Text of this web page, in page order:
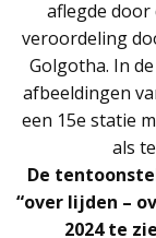
aflegde door
veroordeling
Golgotha. In
afbeeldingen
een 15e statie
als
De
“over lijden –
2024 te